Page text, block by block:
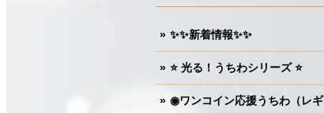
✨✨新着情報✨✨
⭐️ 光る！うちわシリーズ ⭐️
◉ワンコイン応援うちわ（レギ